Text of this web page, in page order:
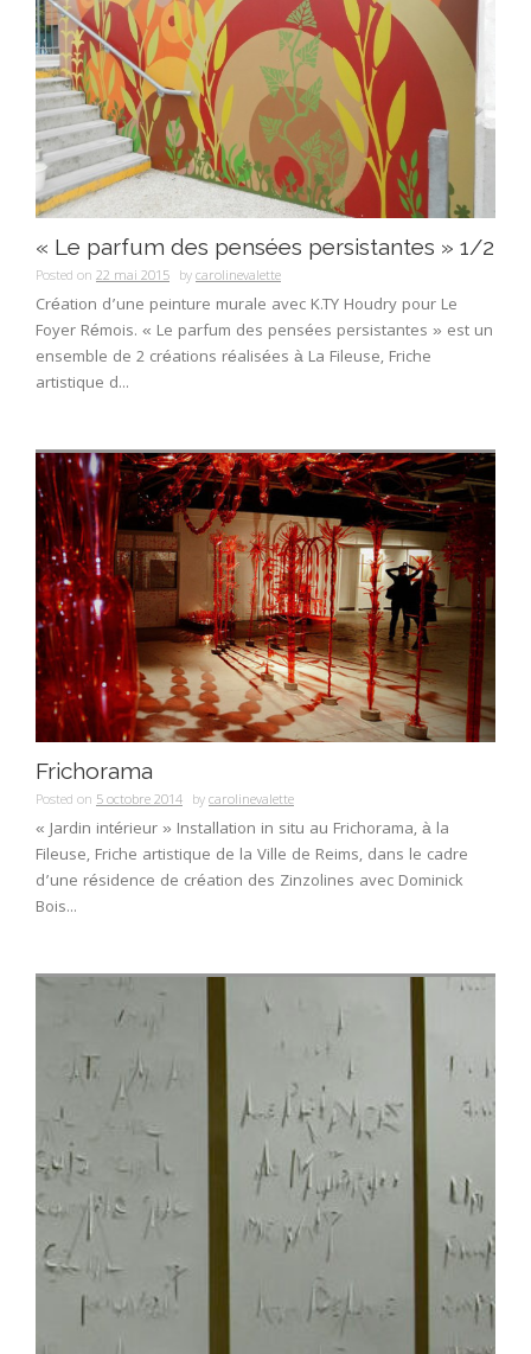
« Le parfum des pensées persistantes » 1/2
Posted on 22 mai 2015 bycarolinevalette
Création d’une peinture murale avec K.TY Houdry pour Le
Foyer Rémois. « Le parfum des pensées persistantes » est un
ensemble de 2 créations réalisées à La Fileuse, Friche
artistique d...
Frichorama
Posted on 5 octobre 2014 bycarolinevalette
« Jardin intérieur » Installation in situ au Frichorama, à la
Fileuse, Friche artistique de la Ville de Reims, dans le cadre
d’une résidence de création des Zinzolines avec Dominick
Bois...